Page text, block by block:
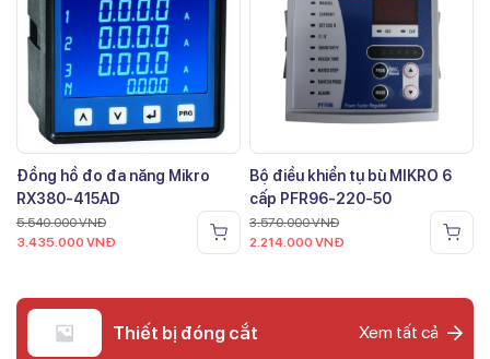
Đồng hồ đo đa năng Mikro
RX380-415AD
5.540.000VNĐ
3.435.000 VNĐ
Bộ điều khiển tụ bù MIKRO 6
cấp PFR96-220-50
3.570.000VNĐ
2.214.000 VNĐ
Thiết bị đóng cắt Xem tất cả